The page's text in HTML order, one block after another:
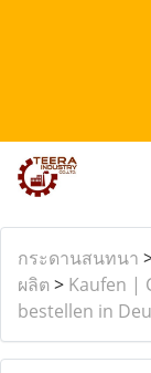
กระดานสนทนา
ผลิต > Kaufen |
bestellen in